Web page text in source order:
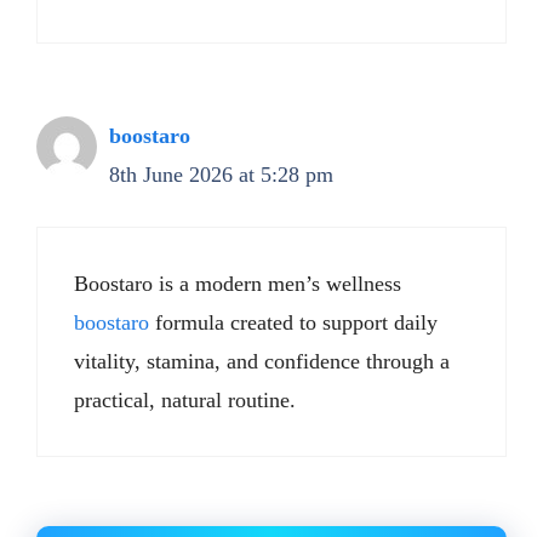
boostaro
8th June 2026 at 5:28 pm
Boostaro is a modern men’s wellness
boostaro formula created to support daily
vitality, stamina, and confidence through a
practical, natural routine.